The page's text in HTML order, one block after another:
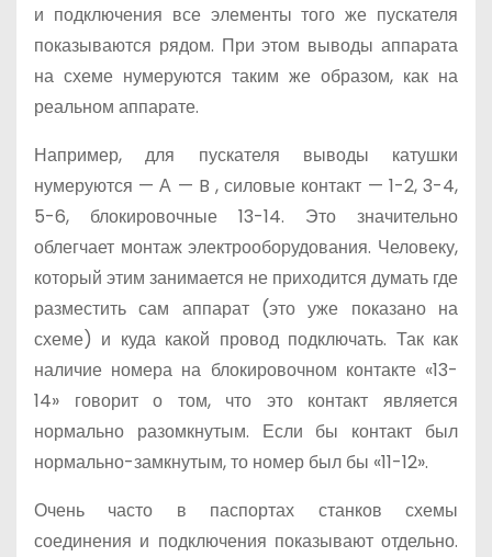
и подключения все элементы того же пускателя
показываются рядом. При этом выводы аппарата
на схеме нумеруются таким же образом, как на
реальном аппарате.
Например, для пускателя выводы катушки
нумеруются — А — B, силовые контакт — 1-2, 3-4,
5-6, блокировочные 13-14. Это значительно
облегчает монтаж электрооборудования. Человеку,
который этим занимается не приходится думать где
разместить сам аппарат (это уже показано на
схеме) и куда какой провод подключать. Так как
наличие номера на блокировочном контакте «13-
14» говорит о том, что это контакт является
нормально разомкнутым. Если бы контакт был
нормально-замкнутым, то номер был бы «11-12».
Очень часто в паспортах станков схемы
соединения и подключения показывают отдельно.